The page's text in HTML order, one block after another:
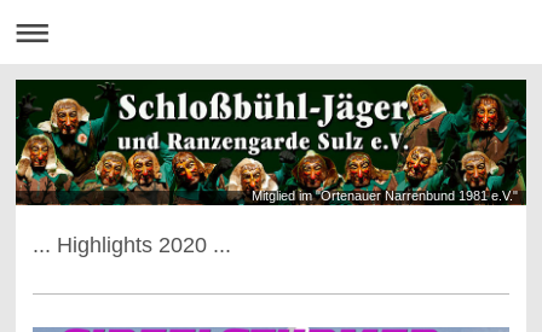
Mitglied im "Ortenauer Narrenbund 1981 e.V."
... Highlights 2020 ...